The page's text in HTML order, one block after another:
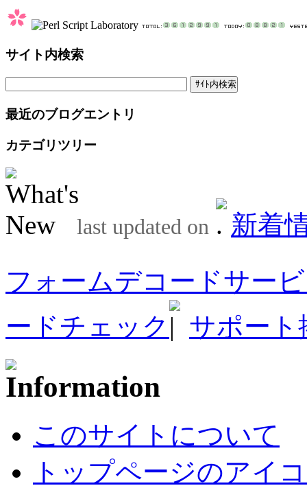
サイト内検索
最近のブログエントリ
カテゴリツリー
last updated on
新着
フォームデコードサー
ードチェック
サポート
このサイトについて
トップページのアイ